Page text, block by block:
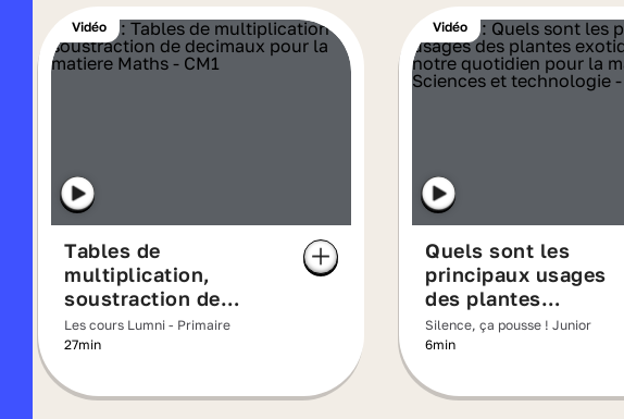
Vidéo
Tables de
multiplication,
soustraction de
décimaux
Les cours Lumni - Primaire
27min
Vidéo
Quels sont les
principaux usages
des plantes
exotiques dans notre
quotidien ?
Silence, ça pousse ! Junior
6min